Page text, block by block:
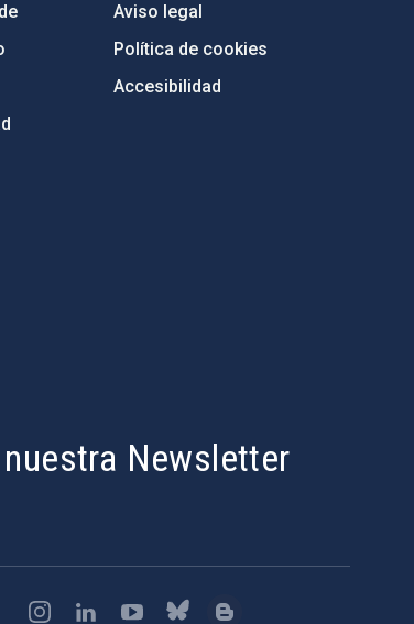
Aviso legal
Política de cookies
Accesibilidad
Newsletter